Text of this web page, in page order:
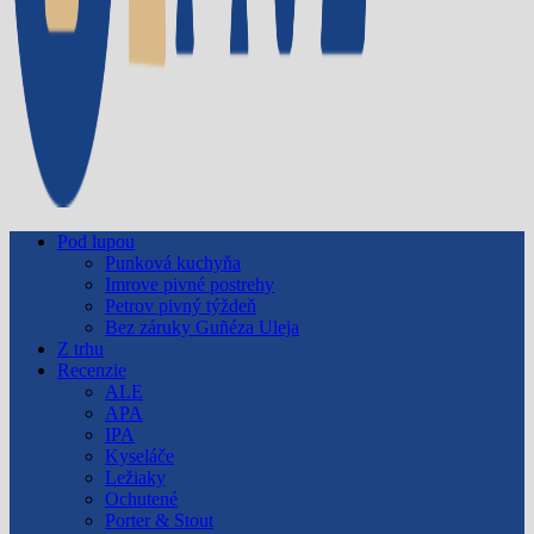
Pod lupou
Punková kuchyňa
Imrove pivné postrehy
Petrov pivný týždeň
Bez záruky Guñéza Uleja
Z trhu
Recenzie
ALE
APA
IPA
Kyseláče
Ležiaky
Ochutené
Porter & Stout